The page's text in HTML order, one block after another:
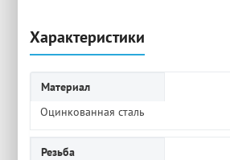
Характеристики
Материал
Оцинкованная сталь
Резьба